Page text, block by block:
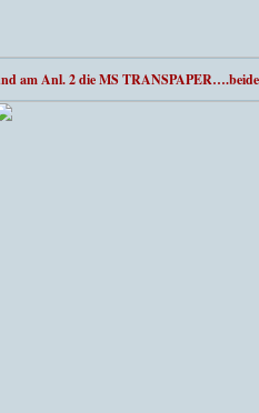
am Anl. 2 die MS